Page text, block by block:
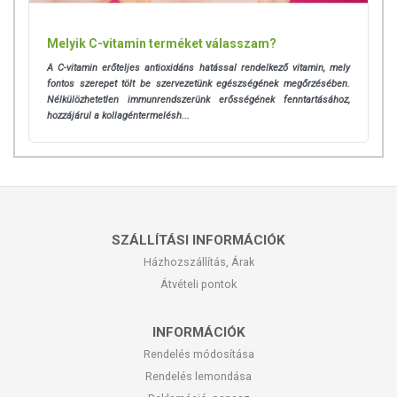
Melyik C-vitamin terméket válasszam?
A C-vitamin erőteljes antioxidáns hatással rendelkező vitamin, mely
fontos szerepet tölt be szervezetünk egészségének megőrzésében.
Nélkülözhetetlen immunrendszerünk erősségének fenntartásához,
hozzájárul a kollagéntermelésh...
SZÁLLÍTÁSI INFORMÁCIÓK
Házhozszállítás, Árak
Átvételi pontok
INFORMÁCIÓK
Rendelés módosítása
Rendelés lemondása